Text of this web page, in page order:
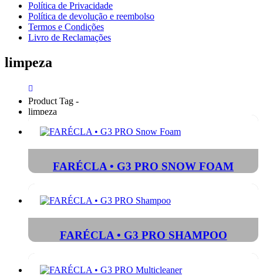
Política de Privacidade
Política de devolução e reembolso
Termos e Condições
Livro de Reclamações
limpeza
Product Tag -
limpeza
FARÉCLA • G3 PRO SNOW FOAM
FARÉCLA • G3 PRO SHAMPOO